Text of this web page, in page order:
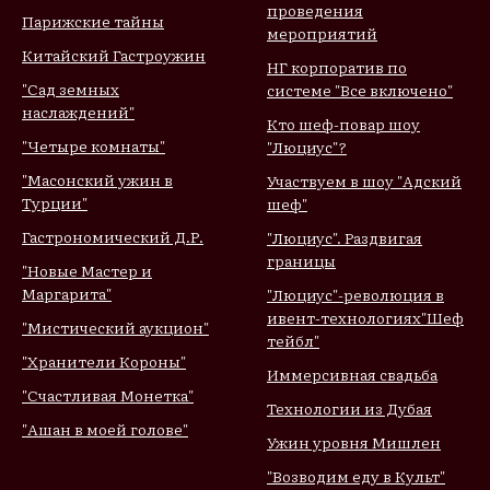
Парижские тайны
Китайский Гастроужин
"Сад земных
наслаждений"
"Четыре комнаты"
"Масонский ужин в
Турции"
Гастрономический Д.Р.
"Новые Мастер и
Маргарита"
"Мистический аукцион"
"Хранители Короны"
"Счастливая Монетка"
"Ашан в моей голове"
проведения
мероприятий
НГ корпоратив по
системе "Все включено"
Кто шеф-повар шоу
"Люциус"?
Участвуем в шоу "Адский
шеф"
"Люциус". Раздвигая
границы
"Люциус"-революция в
ивент-технологиях"Шеф
тейбл"
Иммерсивная свадьба
Технологии из Дубая
Ужин уровня Мишлен
"Возводим еду в Культ"